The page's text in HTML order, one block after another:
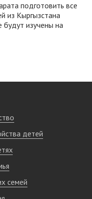
подготовить все
из Кыргызстана
изучены на
детей
семей